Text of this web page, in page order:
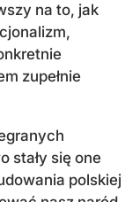
na to, jak
zupełnie
stały się one
polskiej